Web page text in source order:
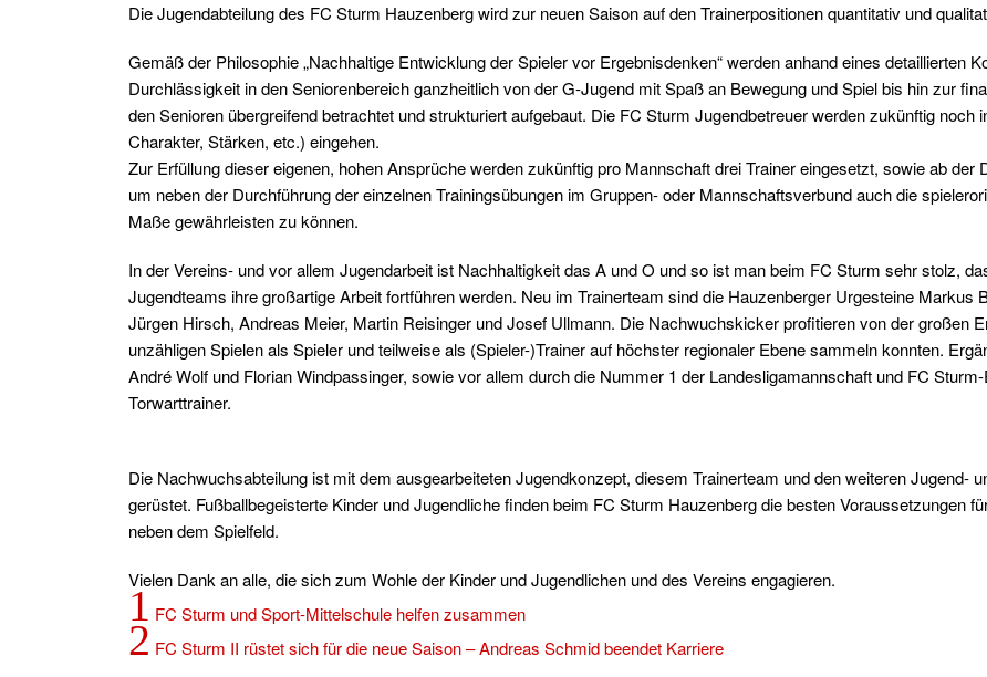
Die Jugendabteilung des FC Sturm Hauzenberg wird zur neuen Saison auf den Trainerpositionen quantitativ und
Gemäß der Philosophie „Nachhaltige Entwicklung der Spieler vor Ergebnisdenken“ werden anhand eines detaillierten
Durchlässigkeit in den Seniorenbereich ganzheitlich von der G-Jugend mit Spaß an Bewegung und Spiel bis hin zur
den Senioren übergreifend betrachtet und strukturiert aufgebaut. Die FC Sturm Jugendbetreuer werden zukünftig noch
Charakter, Stärken, etc.) eingehen.
Zur Erfüllung dieser eigenen, hohen Ansprüche werden zukünftig pro Mannschaft drei Trainer eingesetzt, sowie ab der
um neben der Durchführung der einzelnen Trainingsübungen im Gruppen- oder Mannschaftsverbund auch die
Maße gewährleisten zu können.
In der Vereins- und vor allem Jugendarbeit ist Nachhaltigkeit das A und O und so ist man beim FC Sturm sehr stolz,
Jugendteams ihre großartige Arbeit fortführen werden. Neu im Trainerteam sind die Hauzenberger Urgesteine Markus
Jürgen Hirsch, Andreas Meier, Martin Reisinger und Josef Ullmann. Die Nachwuchskicker profitieren von der großen
unzähligen Spielen als Spieler und teilweise als (Spieler-)Trainer auf höchster regionaler Ebene sammeln konnten.
André Wolf und Florian Windpassinger, sowie vor allem durch die Nummer 1 der Landesligamannschaft und FC
Torwarttrainer.
Die Nachwuchsabteilung ist mit dem ausgearbeiteten Jugendkonzept, diesem Trainerteam und den weiteren Jugend-
gerüstet. Fußballbegeisterte Kinder und Jugendliche finden beim FC Sturm Hauzenberg die besten Voraussetzungen
neben dem Spielfeld.
Vielen Dank an alle, die sich zum Wohle der Kinder und Jugendlichen und des Vereins engagieren.
1 FC Sturm und Sport-Mittelschule helfen zusammen
2 FC Sturm II rüstet sich für die neue Saison – Andreas Schmid beendet Karriere